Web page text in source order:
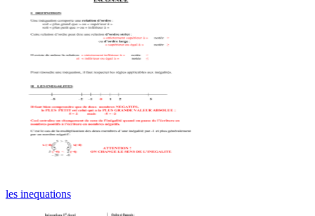
les inequations